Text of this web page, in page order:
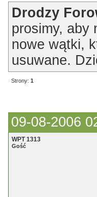
Drodzy
prosimy, aby
nowe wątki,
usuwane.
Strony: 1
09-08-2006
WPT 1313
Gość